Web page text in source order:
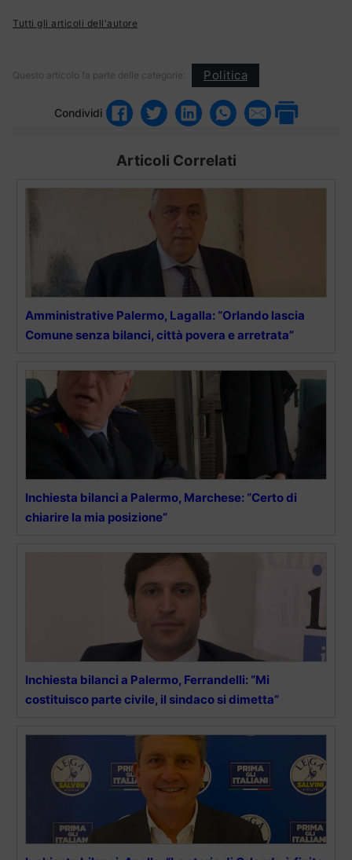
Tutti gli articoli dell'autore
Questo articolo fa parte delle categorie: Politica
Condividi
Articoli Correlati
Amministrative Palermo, Lagalla: “Orlando lascia
Comune senza bilanci, città povera e arretrata”
Inchiesta bilanci a Palermo, Marchese: “Certo di
chiarire la mia posizione”
Inchiesta bilanci a Palermo, Ferrandelli: “Mi
costituisco parte civile, il sindaco si dimetta”